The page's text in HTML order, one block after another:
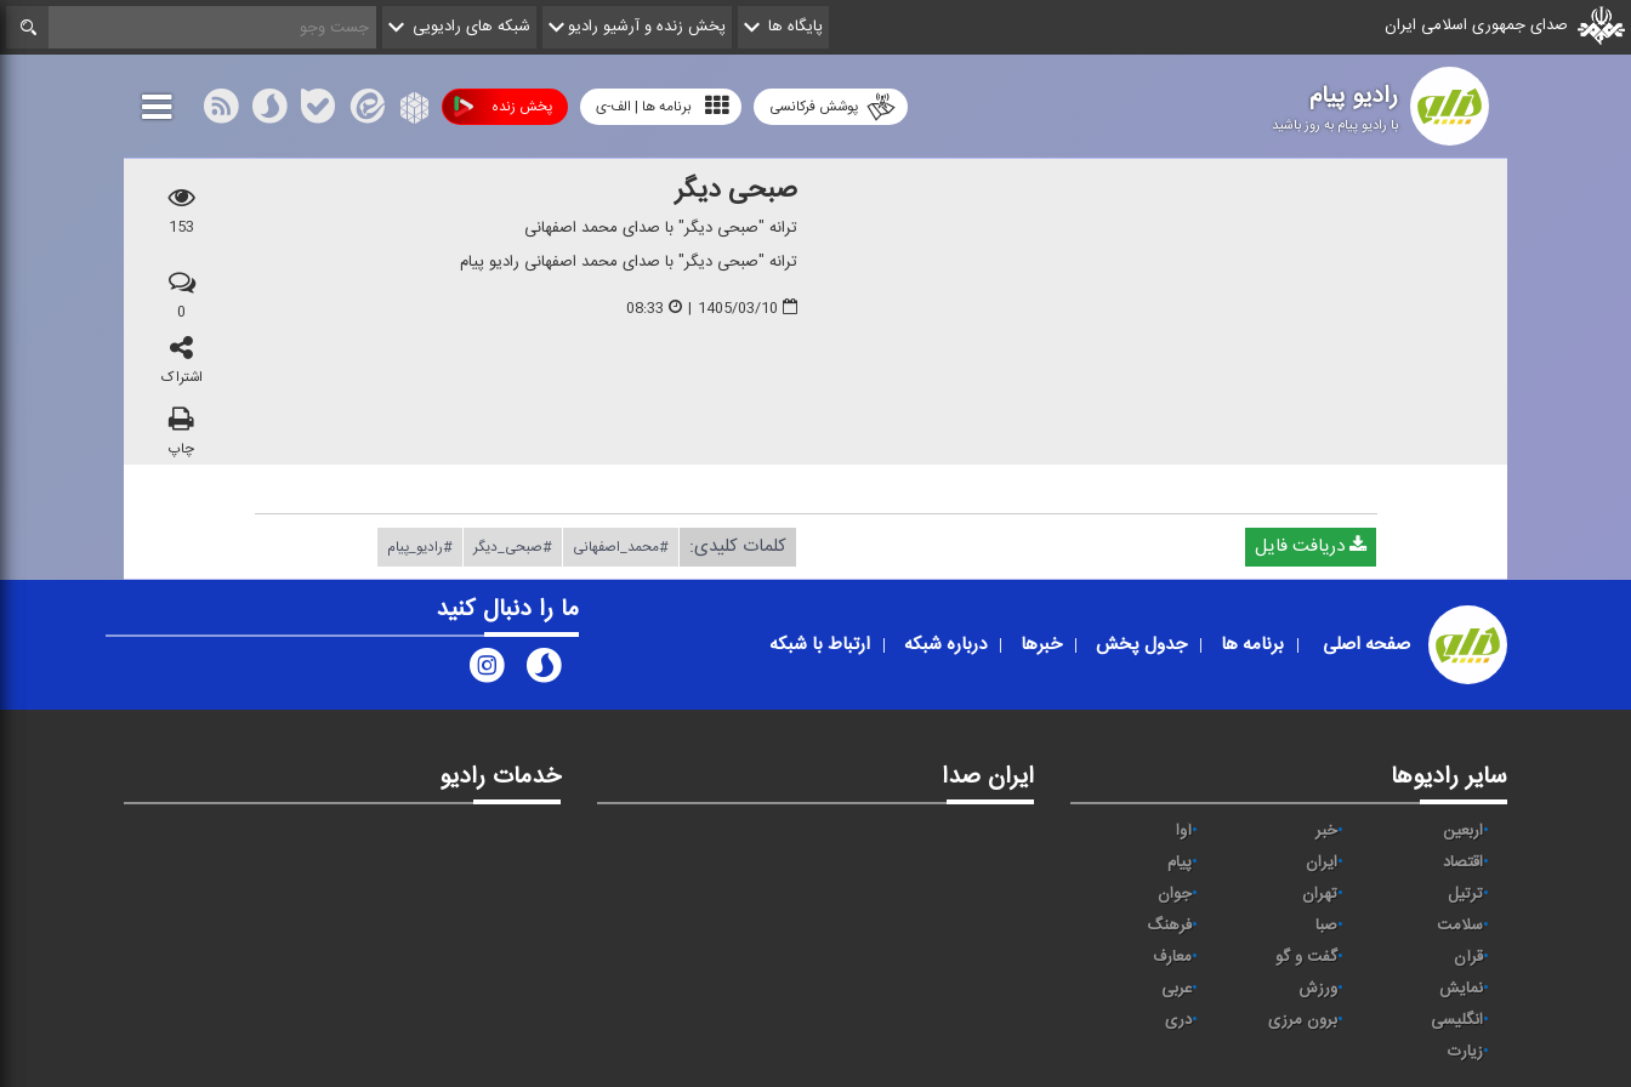
صدای جمهوری اسلامی ایران پایگاه ها پخش زنده و آرشیو رادیو شبکه های رادیویی
رادیو پیام
با رادیو پیام به روز باشید
پخش زنده برنامه ها | الف-ی پوشش فرکانسی
صبحی دیگر
ترانه "صبحی دیگر" با صدای محمد اصفهانی
ترانه "صبحی دیگر" با صدای محمد اصفهانی رادیو پیام
1405/03/10
|
08:33
153
0
اشتراک
چاپ
دریافت فایل کلمات کلیدی: #محمد_اصفهانی #صبحی_دیگر #رادیو_پیام
صفحه اصلی برنامه ها جدول پخش خبرها درباره شبکه ارتباط با شبکه
ما را دنبال کنید
سایر رادیوها
اربعین خبر
آوا
اقتصاد
ايران
پیام
ترتیل
تهران
جوان
سلامت
صبا
فرهنگ
قرآن
گفت و گو
معارف
نمایش
ورزش
عربی
انگلیسی
برون مرزی
دری
زیارت
ایران صدا خدمات رادیو